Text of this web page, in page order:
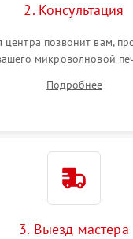
2. Консультация
позвонит вам,
микроволновой
Подробнее
3. Выезд мастера